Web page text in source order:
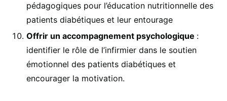
pédagogiques pour l’éducation nutritionnelle des
patients diabétiques et leur entourage
Offrir un accompagnement psychologique :
identifier le rôle de l’infirmier dans le soutien
émotionnel des patients diabétiques et
encourager la motivation.